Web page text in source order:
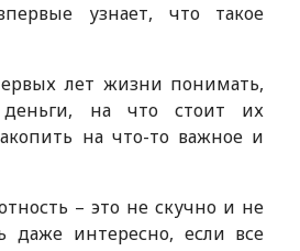
узнает, что такое
лет жизни понимать,
деньги, на что стоит их
на что-то важное и
– это не скучно и не
даже интересно, если все